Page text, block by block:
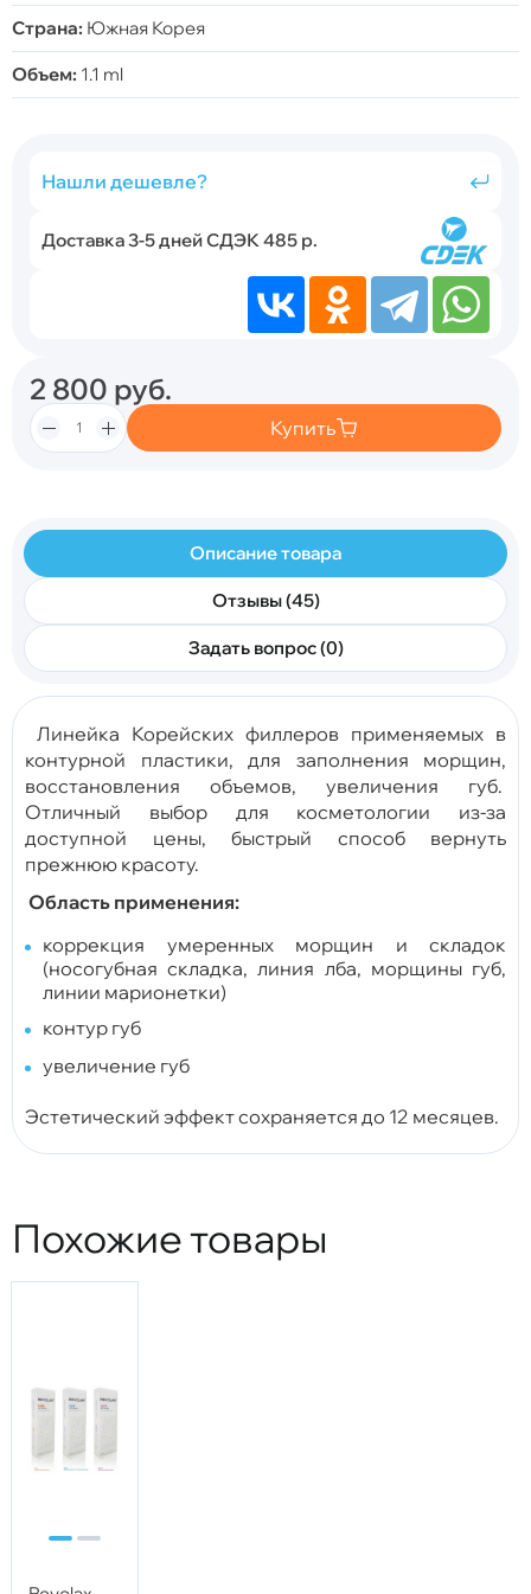
Страна: Южная Корея
Объем: 1.1 ml
Нашли дешевле?
Доставка 3-5 дней СДЭК 485 р.
2 800 руб.
Купить
Описание товара
Отзывы (45)
Задать вопрос (0)
Линейка Корейских филлеров применяемых в
контурной пластики, для заполнения морщин,
восстановления объемов, увеличения губ.
Отличный выбор для косметологии из-за
доступной цены, быстрый способ вернуть
прежнюю красоту.
Область применения:
коррекция умеренных морщин и складок
(носогубная складка, линия лба, морщины губ,
линии марионетки)
контур губ
увеличение губ
Эстетический эффект сохраняется до 12 месяцев.
Похожие товары